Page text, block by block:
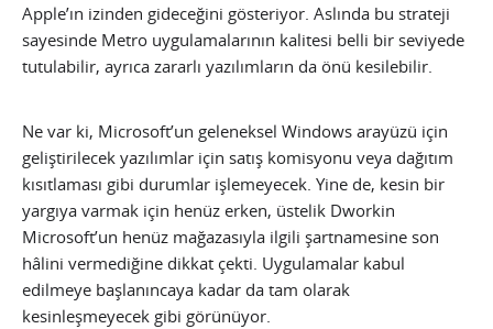
Apple’ın izinden gideceğini gösteriyor. Aslında bu strateji
sayesinde Metro uygulamalarının kalitesi belli bir seviyede
tutulabilir, ayrıca zararlı yazılımların da önü kesilebilir.
Ne var ki, Microsoft’un geleneksel Windows arayüzü için
geliştirilecek yazılımlar için satış komisyonu veya dağıtım
kısıtlaması gibi durumlar işlemeyecek. Yine de, kesin bir
yargıya varmak için henüz erken, üstelik Dworkin
Microsoft’un henüz mağazasıyla ilgili şartnamesine son
hâlini vermediğine dikkat çekti. Uygulamalar kabul
edilmeye başlanıncaya kadar da tam olarak
kesinleşmeyecek gibi görünüyor.